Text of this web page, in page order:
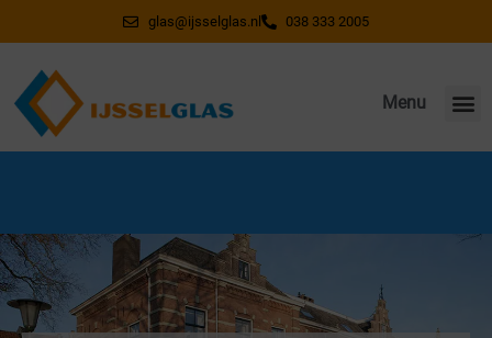
glas@ijsselglas.nl 038 333 2005
Menu
Wegens vakantie gesloten van 20 juli t/m 7
augustus. Vanaf 10 augustus weer bereikbaar!